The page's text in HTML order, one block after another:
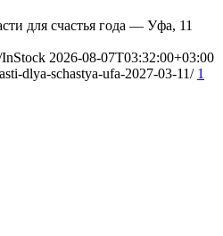
для счастья года — Уфа, 11
InStock 2026-08-07T03:32:00+03:00
dlya-schastya-ufa-2027-03-11/ 1